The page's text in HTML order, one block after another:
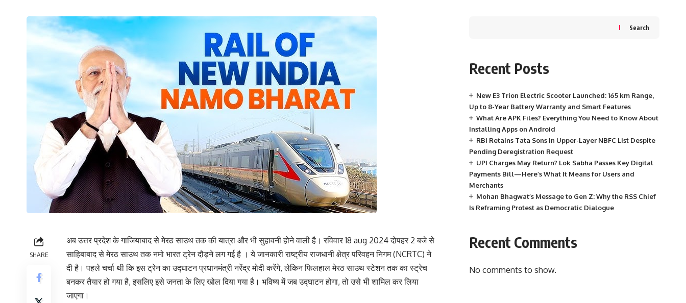
SHARE
अब उत्तर प्रदेश के गाजियाबाद से मेरठ साउथ तक की यात्रा और भी सुहावनी होने वाली है। रविवार 18 aug 2024 दोपहर 2 बजे से
साहिबाबाद से मेरठ साउथ तक नमो भारत ट्रेन दौड़ने लग गई है । ये जानकारी राष्ट्रीय राजधानी क्षेत्र परिवहन निगम (NCRTC) ने
दी है। पहले चर्चा थी कि इस ट्रेन का उद्घाटन प्रधानमंत्री नरेंद्र मोदी करेंगे, लेकिन फिलहाल मेरठ साउथ स्टेशन तक का स्ट्रेच
बनकर तैयार हो गया है, इसलिए इसे जनता के लिए खोल दिया गया है। भविष्य में जब उद्घाटन होगा, तो उसे भी शामिल कर लिया
जाएगा।
Search
Recent Posts
New E3 Trion Electric Scooter Launched: 165 km Range,
Up to 8-Year Battery Warranty and Smart Features
What Are APK Files? Everything You Need to Know About
Installing Apps on Android
RBI Retains Tata Sons in Upper-Layer NBFC List Despite
Pending Deregistration Request
UPI Charges May Return? Lok Sabha Passes Key Digital
Payments Bill—Here’s What It Means for Users and
Merchants
Mohan Bhagwat’s Message to Gen Z: Why the RSS Chief
Is Reframing Protest as Democratic Dialogue
Recent Comments
No comments to show.